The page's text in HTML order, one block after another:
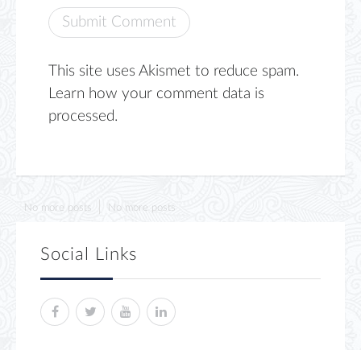
This site uses Akismet to reduce spam.
Learn how your comment data is
processed.
No more posts No more posts
Social Links